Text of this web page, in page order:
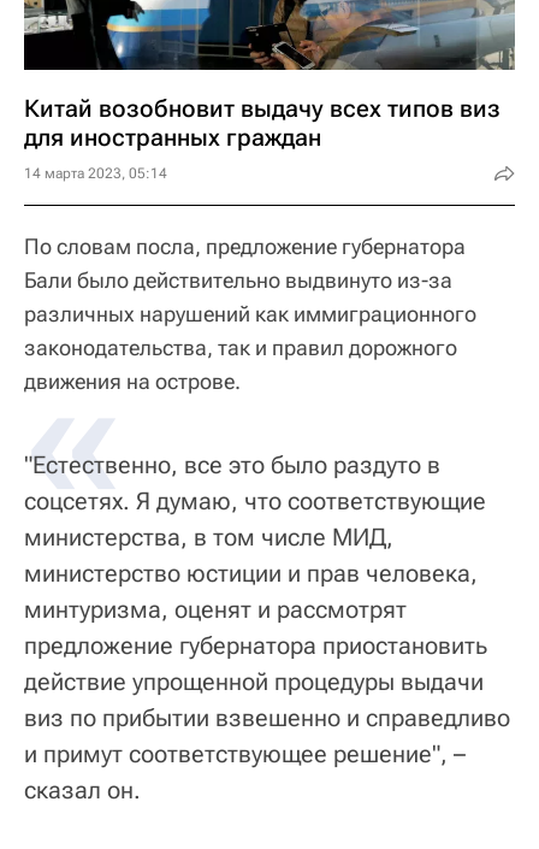
Китай возобновит выдачу всех типов виз
для иностранных граждан
14 марта 2023, 05:14
По словам посла, предложение губернатора
Бали было действительно выдвинуто из-за
различных нарушений как иммиграционного
законодательства, так и правил дорожного
движения на острове.
«
"Естественно, все это было раздуто в
соцсетях. Я думаю, что соответствующие
министерства, в том числе МИД,
министерство юстиции и прав человека,
минтуризма, оценят и рассмотрят
предложение губернатора приостановить
действие упрощенной процедуры выдачи
виз по прибытии взвешенно и справедливо
и примут соответствующее решение", –
сказал он.